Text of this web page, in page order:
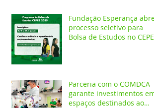
Fundação Esperança abre
processo seletivo para
Bolsa de Estudos no CEPES
Parceria com o COMDCA
garante investimentos em
espaços destinados ao